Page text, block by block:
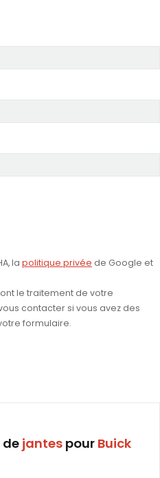
la politique privée de Google et
le traitement de votre
contacter si vous avez des
formulaire.
dejantespourBuick